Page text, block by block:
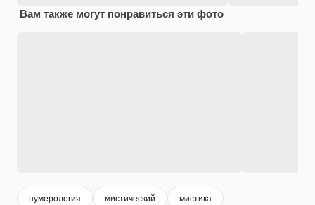
Вам также могут понравиться эти фото
нумерология мистический мистика